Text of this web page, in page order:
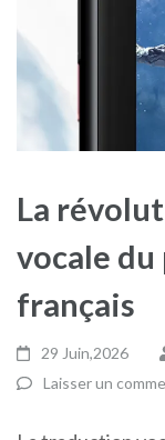
La
vocale
français
29 Juin,2026
Laisser un